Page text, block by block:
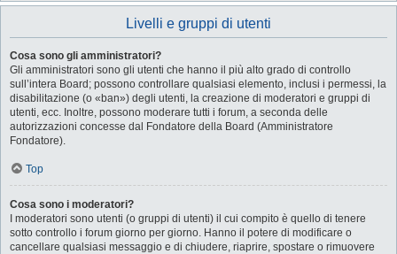
Livelli e gruppi di utenti
Cosa sono gli amministratori?
Gli amministratori sono gli utenti che hanno il più alto grado di controllo
sull’intera Board; possono controllare qualsiasi elemento, inclusi i permessi, la
disabilitazione (o «ban») degli utenti, la creazione di moderatori e gruppi di
utenti, ecc. Inoltre, possono moderare tutti i forum, a seconda delle
autorizzazioni concesse dal Fondatore della Board (Amministratore
Fondatore).
Top
Cosa sono i moderatori?
I moderatori sono utenti (o gruppi di utenti) il cui compito è quello di tenere
sotto controllo i forum giorno per giorno. Hanno il potere di modificare o
cancellare qualsiasi messaggio e di chiudere, riaprire, spostare o rimuovere